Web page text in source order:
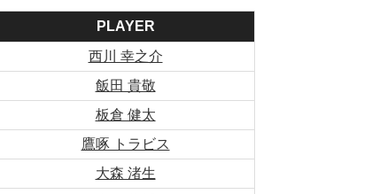
PLAYER
西川 幸之介
飯田 貴敬
板倉 健太
鷹啄 トラビス
大森 渚生